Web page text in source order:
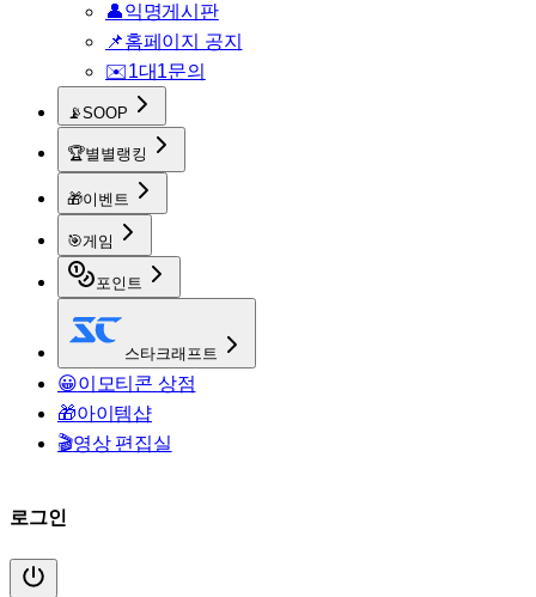
👤익명게시판
📌홈페이지 공지
✉️1대1문의
📡SOOP
🏆별별랭킹
🎁이벤트
🎯게임
포인트
스타크래프트
😀이모티콘 상점
🎁아이템샵
🎬영상 편집실
로그인